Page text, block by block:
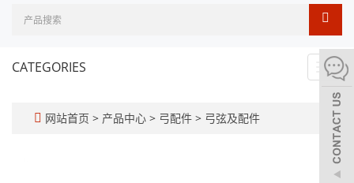
CATEGORIES
网站首页 > 产品中心 > 弓配件 > 弓弦及配件